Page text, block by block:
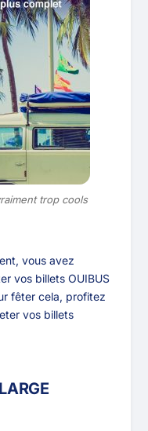
trop cools
vous avez
vos billets OUIBUS
fêter cela, profitez
vos billets